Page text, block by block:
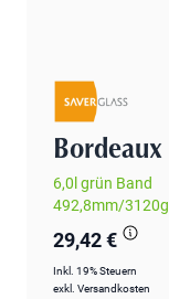
Bordeaux
6,0l grün Band
492,8mm/3120g
29,42 €
Inkl. 19% Steuern
exkl. Versandkosten